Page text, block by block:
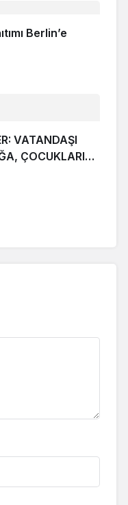
Berlin’e
VATANDAŞI
ÇOCUKLARI
ETTİLER